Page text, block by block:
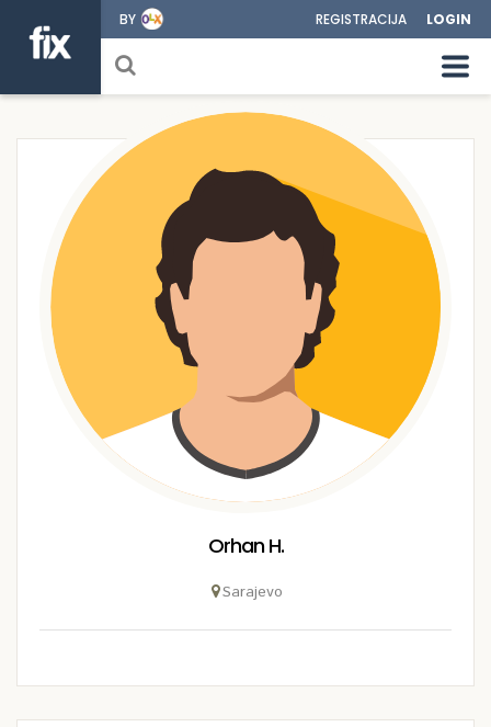
BY REGISTRACIJA LOGIN
Orhan H.
Sarajevo